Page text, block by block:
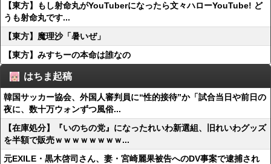
【東方】もし射命丸がYouTuberになったら文々ハローYouTube! ど
うも射命丸です...
【東方】魔理沙「暑いぜ」
【東方】みすちーの本命は誰なの
はちま起稿
韓国サッカー協会、外国人審判員に“性的接待”か「試合当日や前日の
夜に、数十万ウォンずつ風俗...
【在庫処分】『いのちの党』になったれいわ新選組、旧れいわグッズ
を半額で販売ｗｗｗｗｗｗｗｗ...
元EXILE・黒木啓司さん、妻・宮崎麗果被告へのDV事案で逮捕され